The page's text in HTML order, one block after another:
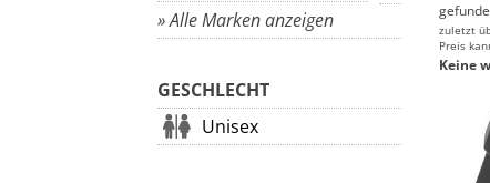
» Alle Marken anzeigen
GESCHLECHT
Unisex
zuletzt
Preis
Keine